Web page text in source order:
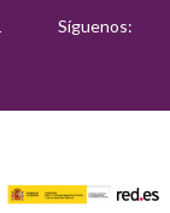
Síguenos: